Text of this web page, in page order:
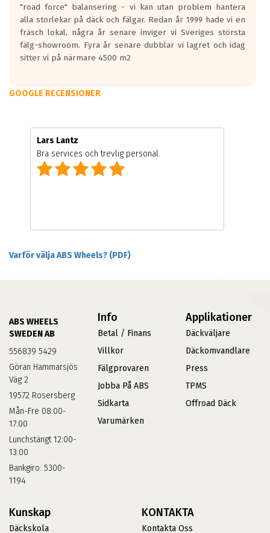
"road force" balansering - vi kan utan problem hantera
alla storlekar på däck och fälgar. Redan år 1999 hade vi en
fräsch lokal, några år senare inviger vi Sveriges största
fälg-showroom. Fyra år senare dubblar vi lagret och idag
sitter vi på närmare 4500 m2
GOOGLE RECENSIONER
Lars Lantz
Bra services och trevlig personal.
Varför välja ABS Wheels? (PDF)
ABS WHEELS
SWEDEN AB
556839 5429
Göran Hammarsjös
Väg 2
19572 Rosersberg
Mån-Fre 08:00-
17:00
Lunchstängt 12:00-
13:00
Bankgiro: 5300-
1194
Info
Betal / Finans
Villkor
Fälgprovaren
Jobba På ABS
Sidkarta
Varumärken
Applikationer
Däckväljare
Däckomvandlare
Press
TPMS
Offroad Däck
Kunskap
Däckskola
KONTAKTA
Kontakta Oss